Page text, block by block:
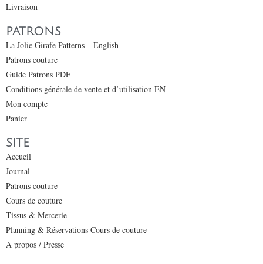
Livraison
PATRONS
La Jolie Girafe Patterns – English
Patrons couture
Guide Patrons PDF
Conditions générale de vente et d’utilisation EN
Mon compte
Panier
SITE
Accueil
Journal
Patrons couture
Cours de couture
Tissus & Mercerie
Planning & Réservations Cours de couture
À propos / Presse